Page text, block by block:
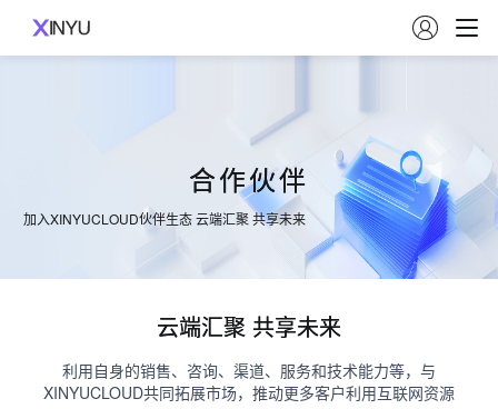

合作伙伴
加入XINYUCLOUD伙伴生态 云端汇聚 共享未来
云端汇聚 共享未来
利用自身的销售、咨询、渠道、服务和技术能力等，与
XINYUCLOUD共同拓展市场，推动更多客户利用互联网资源